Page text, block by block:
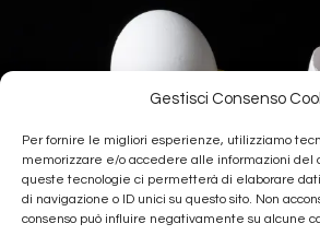
Gestisci Consenso
Per fornire le migliori esperienze, utilizziamo
memorizzare e/o accedere alle informazioni del
queste tecnologie ci permetterà di elaborare
di navigazione o ID unici su questo sito. Non
consenso può influire negativamente su alcune